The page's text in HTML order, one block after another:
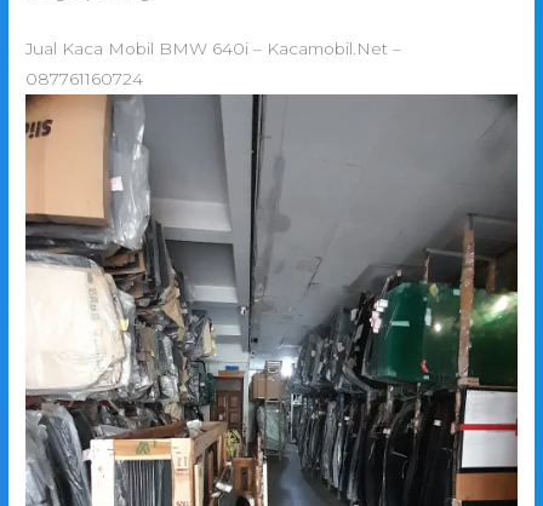
Jual Kaca Mobil BMW 640i – Kacamobil.Net –
087761160724